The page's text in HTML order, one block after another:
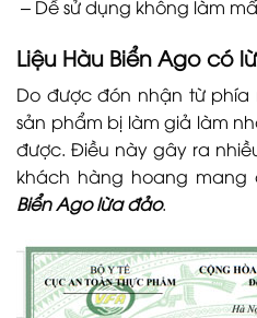
– Dễ sử dụng không làm
Liệu Hàu Biển Agocó
Do được đón nhận từ
sản phẩm bị làm giả làm
được. Điều này gây ra
khách hàng hoang mang
Biển Ago lừa đảo.